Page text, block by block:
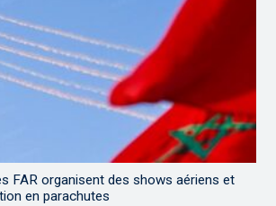
FAR organisent des shows aériens et
en parachutes